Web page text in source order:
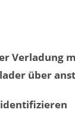
Verladung
über
identifizieren